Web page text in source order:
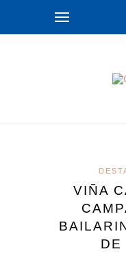
VIÑA
DE